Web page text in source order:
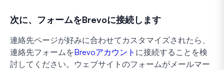
次に、フォームをBrevoに接続します
連絡先ページが好みに合わせてカスタマイズされたら、
連絡先フォームをBrevoアカウント に接続することを検
討してください。ウェブサイトのフォームがメールマー